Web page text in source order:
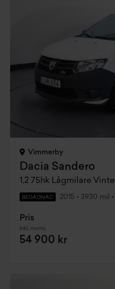
Vimmerby
Dacia Sandero
1,2 75hk Lågmilare
BEGAGNAD 2015 • 3930 mil •
Pris
Inkl. moms
54 900 kr